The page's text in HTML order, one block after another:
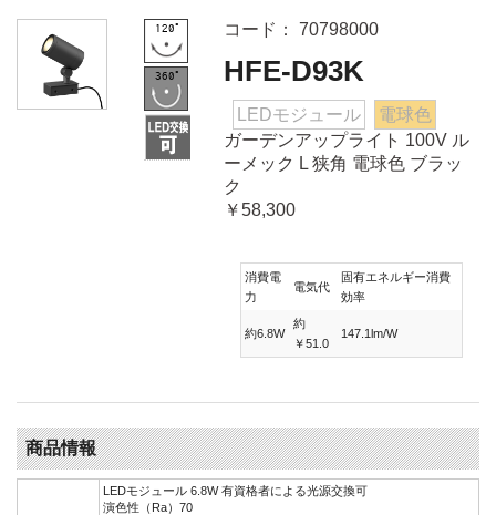
コード： 70798000
HFE-D93K
LEDモジュール
電球色
ガーデンアップライト 100V ル
ーメック L 狭角 電球色 ブラッ
ク
￥58,300
消費電
力
電気代
固有エネルギー消費
効率
約6.8W
約
￥51.0
147.1lm/W
商品情報
LEDモジュール 6.8W 有資格者による光源交換可
演色性（Ra）70